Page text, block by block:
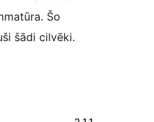
Šo
šādi cilvēki.